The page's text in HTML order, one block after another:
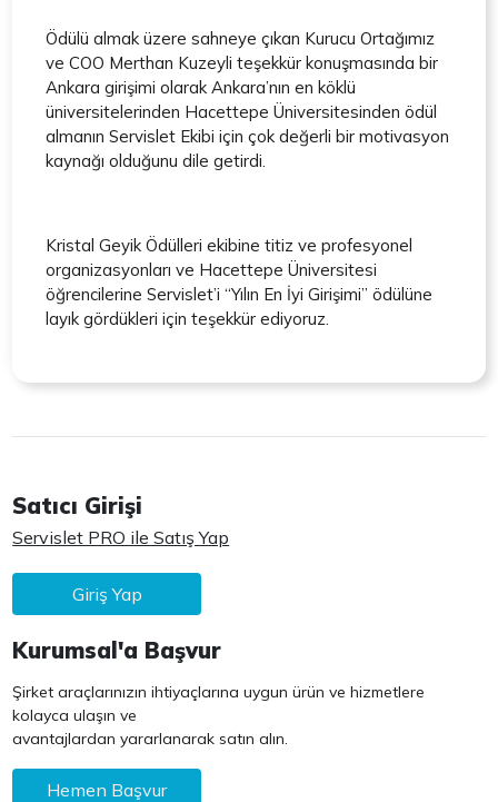
Ödülü almak üzere sahneye çıkan Kurucu Ortağımız
ve COO Merthan Kuzeyli teşekkür konuşmasında bir
Ankara girişimi olarak Ankara’nın en köklü
üniversitelerinden Hacettepe Üniversitesinden ödül
almanın Servislet Ekibi için çok değerli bir motivasyon
kaynağı olduğunu dile getirdi.
Kristal Geyik Ödülleri ekibine titiz ve profesyonel
organizasyonları ve Hacettepe Üniversitesi
öğrencilerine Servislet’i “Yılın En İyi Girişimi” ödülüne
layık gördükleri için teşekkür ediyoruz.
Satıcı Girişi
Servislet PRO ile Satış Yap
Giriş Yap
Kurumsal'a Başvur
Şirket araçlarınızın ihtiyaçlarına uygun ürün ve hizmetlere
kolayca ulaşın ve
avantajlardan yararlanarak satın alın.
Hemen Başvur